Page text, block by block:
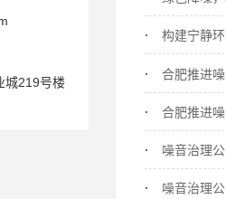
城219号楼
构建宁静
合肥推进
合肥推进
噪音治理
噪音治理